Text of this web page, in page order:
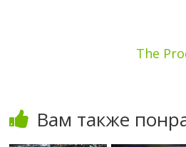
The
Вам также